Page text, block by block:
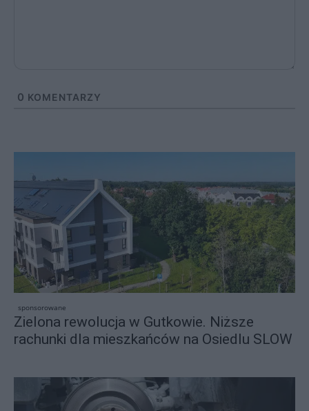
0 KOMENTARZY
sponsorowane
Zielona rewolucja w Gutkowie. Niższe
rachunki dla mieszkańców na Osiedlu SLOW